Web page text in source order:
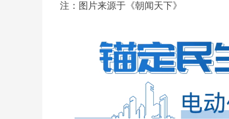
注：图片来源于《朝闻天下》